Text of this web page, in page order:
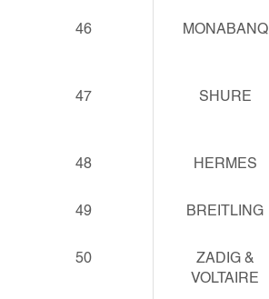
46 MONABANQ
47 SHURE
48 HERMES
49 BREITLING
50
ZADIG &
VOLTAIRE